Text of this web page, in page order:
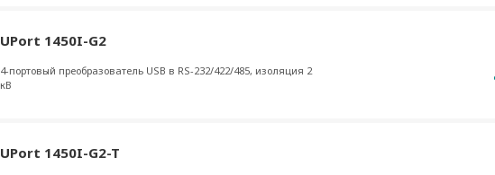
UPort 1450I-G2
4-портовый преобразователь USB в RS-232/422/485, изоляция 2
кВ
UPort 1450I-G2-T